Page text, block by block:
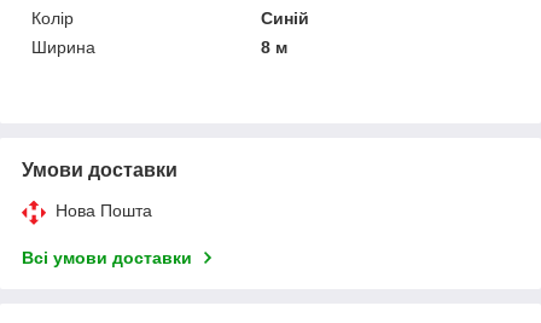
Колір
Синій
Ширина
8 м
Умови доставки
Нова Пошта
Всі умови доставки